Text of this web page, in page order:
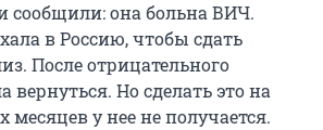
сообщили: она больна ВИЧ.
в Россию, чтобы сдать
После отрицательного
вернуться. Но сделать это на
месяцев у нее не получается.